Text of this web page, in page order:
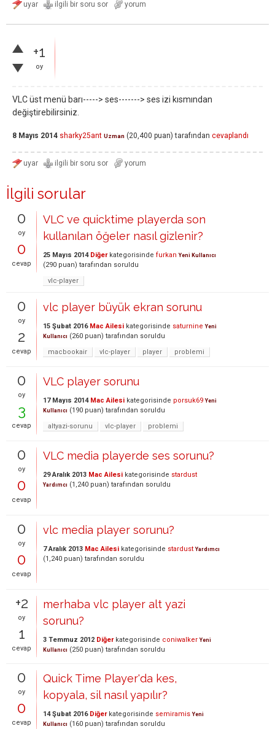
+1
oy
VLC üst menü barı-----> ses-------> ses izi kısmından
değiştirebilirsiniz.
8 Mayıs 2014 sharky25ant Uzman (20,400 puan) tarafından cevaplandı
İlgili sorular
0
oy
0
cevap
VLC ve quicktime playerda son
kullanılan öğeler nasıl gizlenir?
25 Mayıs 2014 Diğerkategorisinde furkan Yeni Kullanıcı
(290 puan) tarafından soruldu
vlc-player
0
oy
2
cevap
vlc player büyük ekran sorunu
15 Şubat 2016 Mac Ailesi kategorisinde saturnine Yeni
Kullanıcı (260 puan) tarafından soruldu
macbookair
vlc-player player problemi
0
oy
3
cevap
VLC player sorunu
17 Mayıs 2014 Mac Ailesi kategorisinde porsuk69 Yeni
Kullanıcı (190 puan) tarafından soruldu
altyazi-sorunu
vlc-player problemi
0
oy
0
cevap
VLC media playerde ses sorunu?
29 Aralık 2013 Mac Ailesi kategorisinde stardust
Yardımcı (1,240 puan) tarafından soruldu
0
oy
0
cevap
vlc media player sorunu?
7 Aralık 2013 Mac Ailesi kategorisinde stardust Yardımcı
(1,240 puan) tarafından soruldu
+2
oy
1
cevap
merhaba vlc player alt yazi
sorunu?
3 Temmuz 2012 Diğerkategorisinde coniwalker Yeni
Kullanıcı (250 puan) tarafından soruldu
0
oy
0
cevap
Quick Time Player'da kes,
kopyala, sil nasıl yapılır?
14 Şubat 2016 Diğerkategorisinde semiramis Yeni
Kullanıcı (160 puan) tarafından soruldu